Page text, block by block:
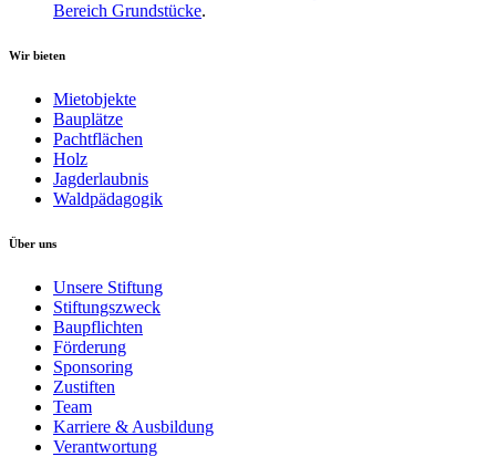
Bereich Grundstücke.
Wir bieten
Mietobjekte
Bauplätze
Pachtflächen
Holz
Jagderlaubnis
Waldpädagogik
Über uns
Unsere Stiftung
Stiftungszweck
Baupflichten
Förderung
Sponsoring
Zustiften
Team
Karriere & Ausbildung
Verantwortung